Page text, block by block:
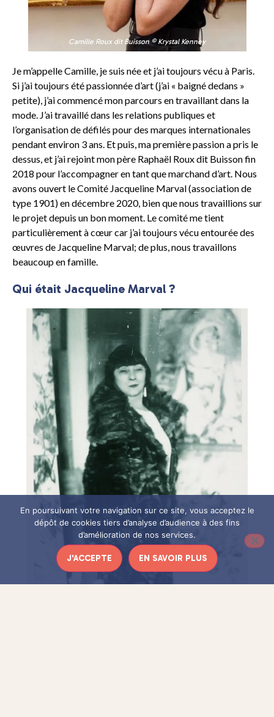
Camille Roux dit Buisson © Krystal Kenney
Je m’appelle Camille, je suis née et j’ai toujours vécu à Paris.
Si j’ai toujours été passionnée d’art (j’ai « baigné dedans »
petite), j’ai commencé mon parcours en travaillant dans la
mode. J’ai travaillé dans les relations publiques et
l’organisation de défilés pour des marques internationales
pendant environ 3 ans. Et puis, ma première passion a pris le
dessus, et j’ai rejoint mon père Raphaël Roux dit Buisson fin
2018 pour l’accompagner en tant que marchand d’art. Nous
avons ouvert le Comité Jacqueline Marval (association de
type 1901) en décembre 2020, bien que nous travaillions sur
le projet depuis un bon moment. Le comité me tient
particulièrement à cœur car j’ai toujours vécu entourée des
œuvres de Jacqueline Marval; de plus, nous travaillons
beaucoup en famille.
Qui était Jacqueline Marval ?
En poursuivant votre navigation sur ce site, vous acceptez le
dépôt de cookies tiers d’analyse d’audience à des fins
d’amélioration de nos services.
J'ACCEPTE EN SAVOIR PLUS